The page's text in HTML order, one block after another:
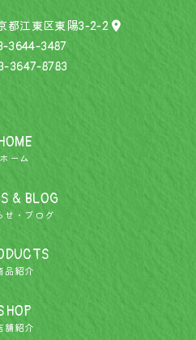
江東区東陽3-2-2
3644-3487
3647-8783
ホーム
& BLOG
せ・ブログ
品紹介
舗紹介